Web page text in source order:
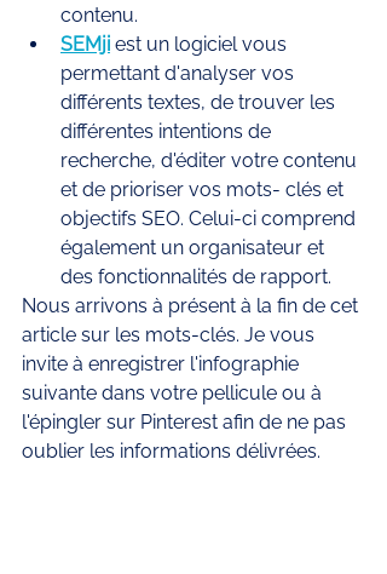
contenu.
SEMji est un logiciel vous
permettant d'analyser vos
différents textes, de trouver les
différentes intentions de
recherche, d'éditer votre contenu
et de prioriser vos mots- clés et
objectifs SEO. Celui-ci comprend
également un organisateur et
des fonctionnalités de rapport.
Nous arrivons à présent à la fin de cet
article sur les mots-clés. Je vous
invite à enregistrer l'infographie
suivante dans votre pellicule ou à
l'épingler sur Pinterest afin de ne pas
oublier les informations délivrées.